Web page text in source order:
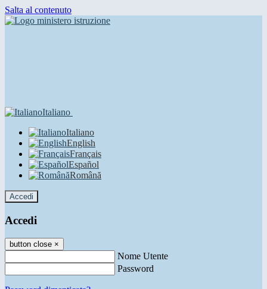
Salta al contenuto
Italiano
Italiano
English
Français
Español
Română
Accedi
Accedi
button close ×
Nome Utente
Password